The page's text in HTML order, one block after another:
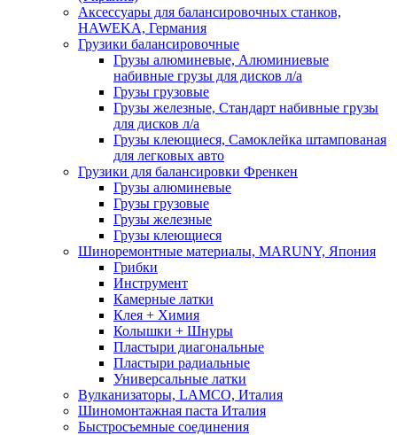
Аксессуары для балансировочных станков,
HAWEKA, Германия
Грузики балансировочные
Грузы алюминевые, Алюминиевые
набивные грузы для дисков л/а
Грузы грузовые
Грузы железные, Cтандарт набивные грузы
для дисков л/а
Грузы клеющиеся, Самоклейка штампованая
для легковых авто
Грузики для балансировки Френкен
Грузы алюминевые
Грузы грузовые
Грузы железные
Грузы клеющиеся
Шиноремонтные материалы, MARUNY, Япония
Грибки
Инструмент
Камерные латки
Клея + Химия
Колышки + Шнуры
Пластыри диагональные
Пластыри радиальные
Универсальные латки
Вулканизаторы, LAMCO, Италия
Шиномонтажная паста Италия
Быстросъемные соединения